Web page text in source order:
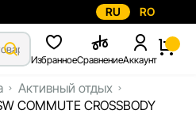
RU RO
ИзбранноеСравнениеАккаунт
Активный отдых
COMMUTE CROSSBODY